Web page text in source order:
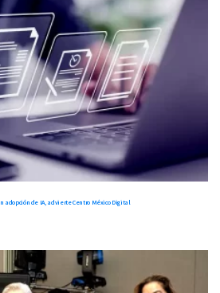
adopción de IA, advierte Centro México Digital